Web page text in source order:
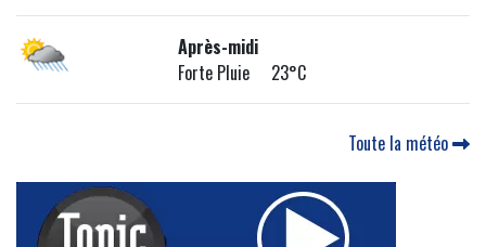
Après-midi
Forte Pluie 23°C
Toute la météo